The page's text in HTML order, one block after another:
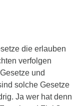
die erlauben
verfolgen
und
solche Gesetze
Ja wer hat denn